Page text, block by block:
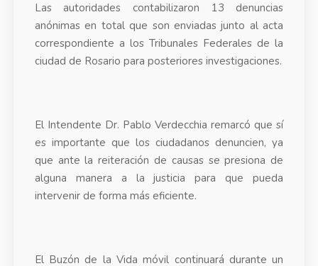
Las autoridades contabilizaron 13 denuncias
anónimas en total que son enviadas junto al acta
correspondiente a los Tribunales Federales de la
ciudad de Rosario para posteriores investigaciones.
El Intendente Dr. Pablo Verdecchia remarcó que sí
es importante que los ciudadanos denuncien, ya
que ante la reiteración de causas se presiona de
alguna manera a la justicia para que pueda
intervenir de forma más eficiente.
El Buzón de la Vida móvil continuará durante un